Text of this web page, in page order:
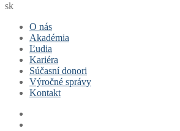
sk
O nás
Akadémia
Ľudia
Kariéra
Súčasní donori
Výročné správy
Kontakt